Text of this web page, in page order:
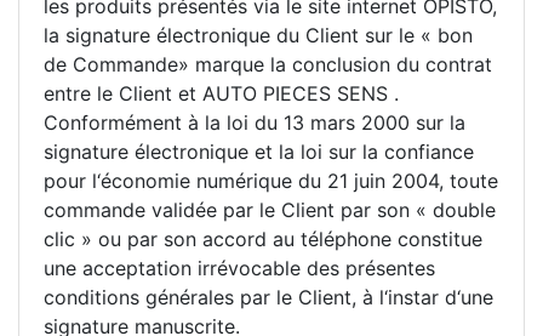
les produits présentés via le site internet OPISTO,
la signature électronique du Client sur le « bon
de Commande» marque la conclusion du contrat
entre le Client et AUTO PIECES SENS .
Conformément à la loi du 13 mars 2000 sur la
signature électronique et la loi sur la confiance
pour l‘économie numérique du 21 juin 2004, toute
commande validée par le Client par son « double
clic » ou par son accord au téléphone constitue
une acceptation irrévocable des présentes
conditions générales par le Client, à l‘instar d‘une
signature manuscrite.